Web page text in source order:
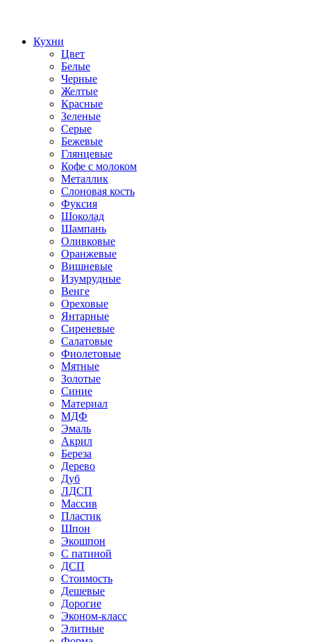
Кухни
Цвет
Белые
Черные
Желтые
Красные
Зеленые
Серые
Бежевые
Глянцевые
Кофе с молоком
Металлик
Слоновая кость
Фуксия
Шоколад
Шампань
Оливковые
Оранжевые
Вишневые
Изумрудные
Венге
Ореховые
Янтарные
Сиреневые
Салатовые
Фиолетовые
Мятные
Золотые
Синие
Материал
МДФ
Эмаль
Акрил
Береза
Дерево
Дуб
ЛДСП
Массив
Пластик
Шпон
Экошпон
С патиной
ДСП
Стоимость
Дешевые
Дорогие
Эконом-класс
Элитные